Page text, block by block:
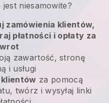
jest niesamowite?
zamówienia klientów,
płatności i opłaty za
zawartość, stronę
i usługi
klientów za pomocą
twórz i wysyłaj linki